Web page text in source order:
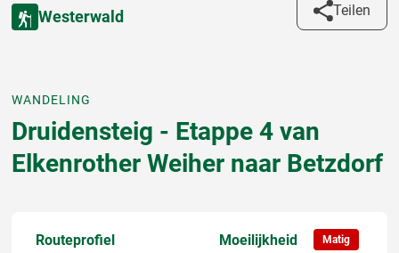
Westerwald Teilen
WANDELING
Druidensteig - Etappe 4 van
Elkenrother Weiher naar Betzdorf
Routeprofiel Moeilijkheid Matig